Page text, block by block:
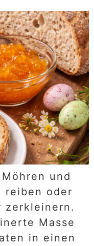
und
reiben oder
zerkleinern.
Masse
in einen